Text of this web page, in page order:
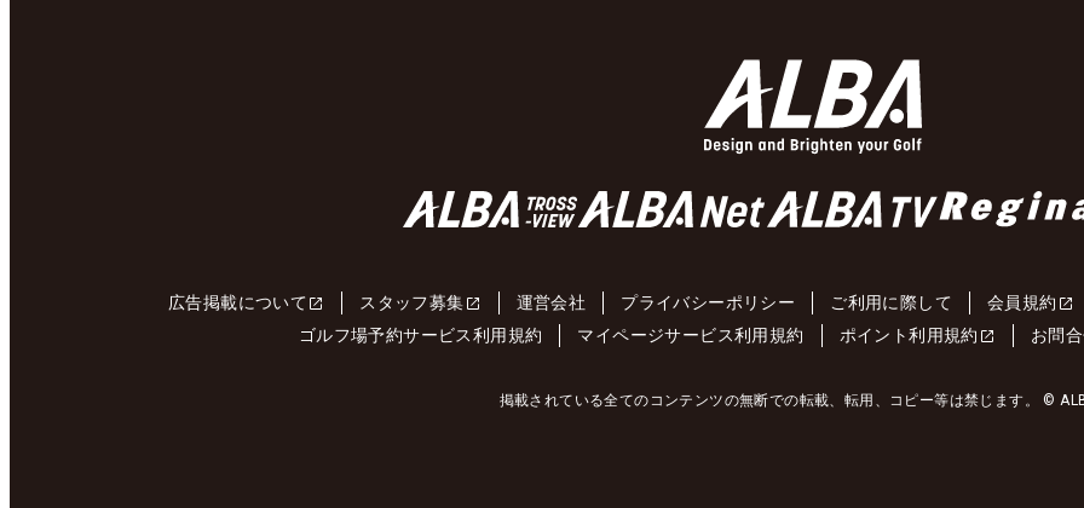
広告掲載について スタッフ募集 運営会社 プライバシーポリシー ご利用に際して 会員規約
ゴルフ場予約サービス利用規約
マイページサービス利用規約 ポイント利用規約 お問
掲載されている全てのコンテンツの無断での転載、転用、コピー等は禁じます。 ©